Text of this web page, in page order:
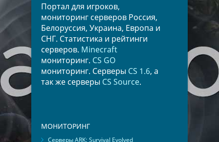
Портал для игроков,
мониторинг серверов Россия,
Белоруссия, Украина, Европа и
СНГ. Статистика и рейтинги
серверов. Minecraft
мониторинг. CS GO
мониторинг. Серверы CS 1.6, а
так же серверы CS Source.
МОНИТОРИНГ
Серверы ARK: Survival Evolved